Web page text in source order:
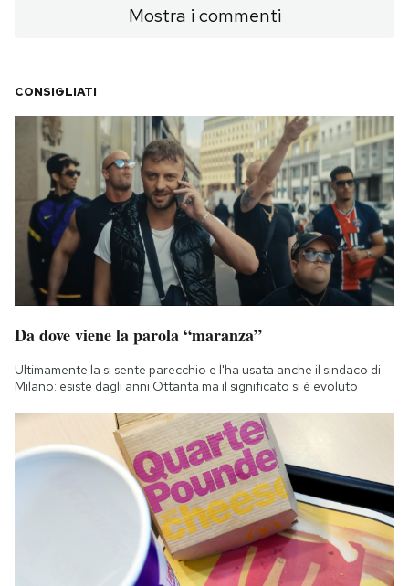
Mostra i commenti
CONSIGLIATI
Da dove viene la parola “maranza”
Ultimamente la si sente parecchio e l'ha usata anche il sindaco di
Milano: esiste dagli anni Ottanta ma il significato si è evoluto